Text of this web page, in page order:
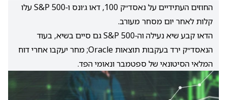
החוזים העתידיים על נאסד״ק 100, דאו ג׳ונס ו‑S&P 500 עלו
קלות לאחר יום מסחר מעורב.
הדאו קבע שיא נעילה וה‑S&P 500 גם סיים בשיא, בעוד
הנאסד״ק ירד בעקבות תוצאות Oracle; מחר יעקבו אחרי דוח
המלאי הסיטונאי של ספטמבר ונאומי הפד.